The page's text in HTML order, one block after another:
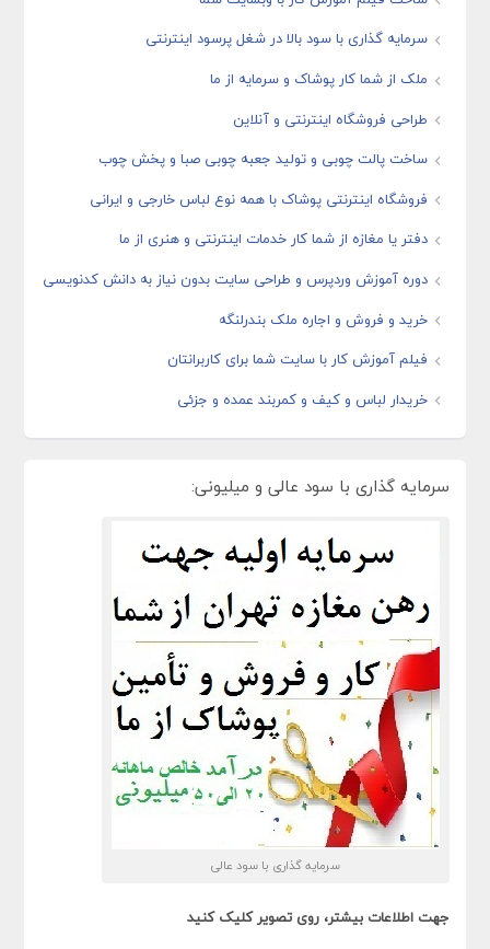
سرمایه گذاری با سود بالا در شغل پرسود اینترنتی
ملک از شما کار پوشاک و سرمایه از ما
طراحی فروشگاه اینترنتی و آنلاین
ساخت پالت چوبی و تولید جعبه چوبی صبا و پخش چوب
فروشگاه اینترنتی پوشاک با همه نوع لباس خارجی و ایرانی
دفتر یا مغازه از شما کار خدمات اینترنتی و هنری از ما
دوره آموزش وردپرس و طراحی سایت بدون نیاز به دانش کدنویسی
خرید و فروش و اجاره ملک بندرلنگه
فیلم آموزش کار با سایت شما برای کاربرانتان
خریدار لباس و کیف و کمربند عمده و جزئی
سرمایه گذاری با سود عالی و میلیونی:
سرمایه گذاری با سود عالی
جهت اطلاعات بیشتر، روی تصویر کلیک کنید